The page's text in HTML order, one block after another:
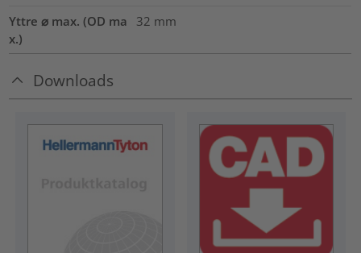
Yttre ⌀ max. (OD ma
x.)
32 mm
Downloads